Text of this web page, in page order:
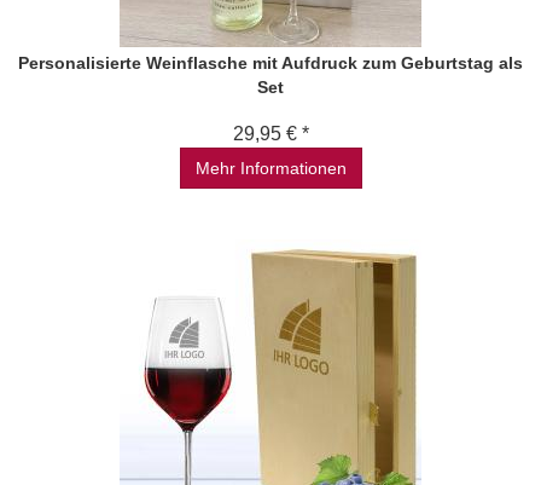
Personalisierte Weinflasche mit Aufdruck zum Geburtstag als
Set
29,95 € *
Mehr Informationen